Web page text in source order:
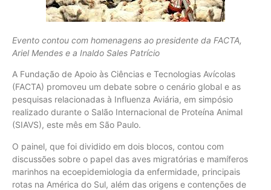
Evento contou com homenagens ao presidente da FACTA,
Ariel Mendes e a Inaldo Sales Patrício
A Fundação de Apoio às Ciências e Tecnologias Avícolas
(FACTA) promoveu um debate sobre o cenário global e as
pesquisas relacionadas à Influenza Aviária, em simpósio
realizado durante o Salão Internacional de Proteína Animal
(SIAVS), este mês em São Paulo.
O painel, que foi dividido em dois blocos, contou com
discussões sobre o papel das aves migratórias e mamíferos
marinhos na ecoepidemiologia da enfermidade, principais
rotas na América do Sul, além das origens e contenções de